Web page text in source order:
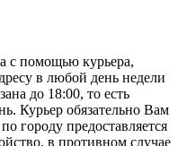
с помощью курьера,
в любой день недели
до 18:00, то есть
Курьер обязательно Вам
городу предоставляется
в противном случае